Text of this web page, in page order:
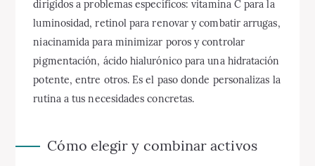
dirigidos a problemas específicos: vitamina C para la
luminosidad, retinol para renovar y combatir arrugas,
niacinamida para minimizar poros y controlar
pigmentación, ácido hialurónico para una hidratación
potente, entre otros. Es el paso donde personalizas la
rutina a tus necesidades concretas.
Cómo elegir y combinar activos